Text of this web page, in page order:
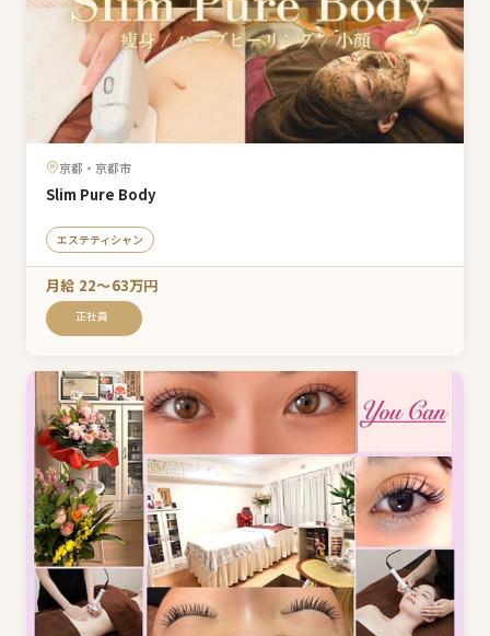
京都・京都市
Slim Pure Body
エステティシャン
月給 22〜63万円
正社員